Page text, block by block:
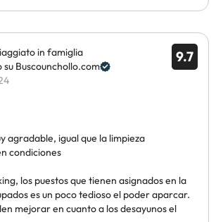
9.7
in famiglia
Buscounchollo.com
agradable, igual que la limpieza
condiciones
los puestos que tienen asignados en la
es un poco tedioso el poder aparcar.
mejorar en cuanto a los desayunos el